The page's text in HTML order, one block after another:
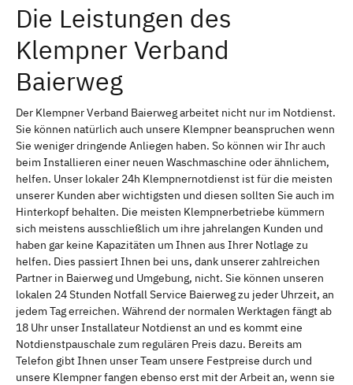
Die Leistungen des
Klempner Verband
Baierweg
Der Klempner Verband Baierweg arbeitet nicht nur im Notdienst.
Sie können natürlich auch unsere Klempner beanspruchen wenn
Sie weniger dringende Anliegen haben. So können wir Ihr auch
beim Installieren einer neuen Waschmaschine oder ähnlichem,
helfen. Unser lokaler 24h Klempnernotdienst ist für die meisten
unserer Kunden aber wichtigsten und diesen sollten Sie auch im
Hinterkopf behalten. Die meisten Klempnerbetriebe kümmern
sich meistens ausschließlich um ihre jahrelangen Kunden und
haben gar keine Kapazitäten um Ihnen aus Ihrer Notlage zu
helfen. Dies passiert Ihnen bei uns, dank unserer zahlreichen
Partner in Baierweg und Umgebung, nicht. Sie können unseren
lokalen 24 Stunden Notfall Service Baierweg zu jeder Uhrzeit, an
jedem Tag erreichen. Während der normalen Werktagen fängt ab
18 Uhr unser Installateur Notdienst an und es kommt eine
Notdienstpauschale zum regulären Preis dazu. Bereits am
Telefon gibt Ihnen unser Team unsere Festpreise durch und
unsere Klempner fangen ebenso erst mit der Arbeit an, wenn sie